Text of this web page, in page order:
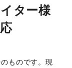
ター様
ものです。現